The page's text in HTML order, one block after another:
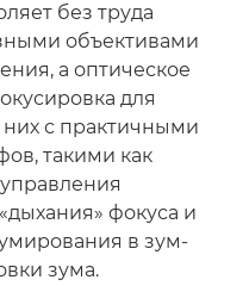
без труда
объективами
а оптическое
для
с практичными
такими как
фокуса и
в зум-
зума.